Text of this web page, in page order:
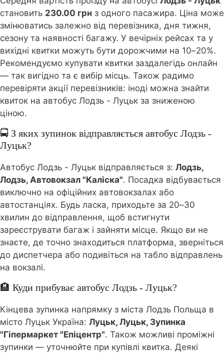
становить 230.00 грн з одного пасажира. Ціна може
змінюватись залежно від перевізника, дня тижня,
сезону та наявності багажу. У вечірніх рейсах та у
вихідні квитки можуть бути дорожчими на 10–20%.
Рекомендуємо купувати квитки заздалегідь онлайн
— так вигідно та є вибір місць. Також радимо
перевіряти акції перевізників: іноді можна знайти
квиток на автобус Лодзь - Луцьк за зниженою
ціною.
🚍 З яких зупинок відправляється автобус Лодзь -
Луцьк?
Автобус Лодзь - Луцьк відправляється з: Лодзь,
Лодзь, Автовокзал "Каліска". Посадка відбувається
виключно на офіційних автовокзалах або
автостанціях. Будь ласка, приходьте за 20–30
хвилин до відправлення, щоб встигнути
зареєструвати багаж і зайняти місце. Якщо ви не
знаєте, де точно знаходиться платформа, зверніться
до диспетчера або подивіться на табло відправлень
на вокзалі.
🏨 Куди прибуває автобус Лодзь - Луцьк?
Кінцева зупинка напрямку з міста Лодзь Польща в
місто Луцьк Україна: Луцьк, Луцьк, Зупинка
"Гіпермаркет "Епіцентр". Також можливі проміжні
зупинки — уточнюйте при купівлі квитка. Деякі